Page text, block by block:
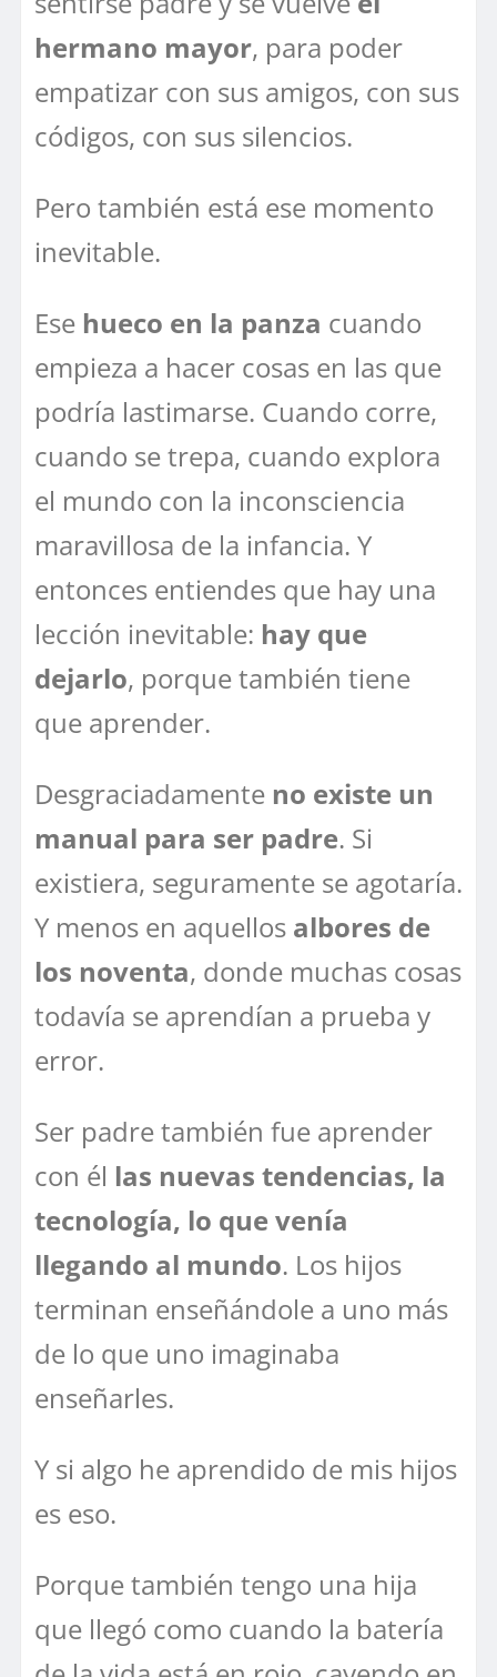
hermano mayor, para poder
empatizar con sus amigos, con sus
códigos, con sus silencios.
Pero también está ese momento
inevitable.
Ese hueco en la panza cuando
empieza a hacer cosas en las que
podría lastimarse. Cuando corre,
cuando se trepa, cuando explora
el mundo con la inconsciencia
maravillosa de la infancia. Y
entonces entiendes que hay una
lección inevitable: hay que
dejarlo, porque también tiene
que aprender.
Desgraciadamente no existe un
manual para ser padre. Si
existiera, seguramente se agotaría.
Y menos en aquellos albores de
los noventa, donde muchas cosas
todavía se aprendían a prueba y
error.
Ser padre también fue aprender
con él las nuevas tendencias, la
tecnología, lo que venía
llegando al mundo. Los hijos
terminan enseñándole a uno más
de lo que uno imaginaba
enseñarles.
Y si algo he aprendido de mis hijos
es eso.
Porque también tengo una hija
que llegó como cuando la batería